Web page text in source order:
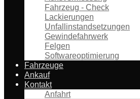
Fahrzeug - Check
Lackierungen
Unfallinstandsetzungen
Gewindefahrwerk
Felgen
Softwareoptimierung
Fahrzeuge
Ankauf
Kontakt
Anfahrt